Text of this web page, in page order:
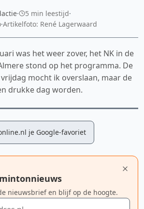
· 5 min leestijd·
·Artikelfoto: René Lagerwaard
was het weer zover, het NK in de
stond op het programma. De
mocht ik overslaan, maar de
drukke dag worden.
je Google-favoriet
nieuwsbrief en blijf op de hoogte.